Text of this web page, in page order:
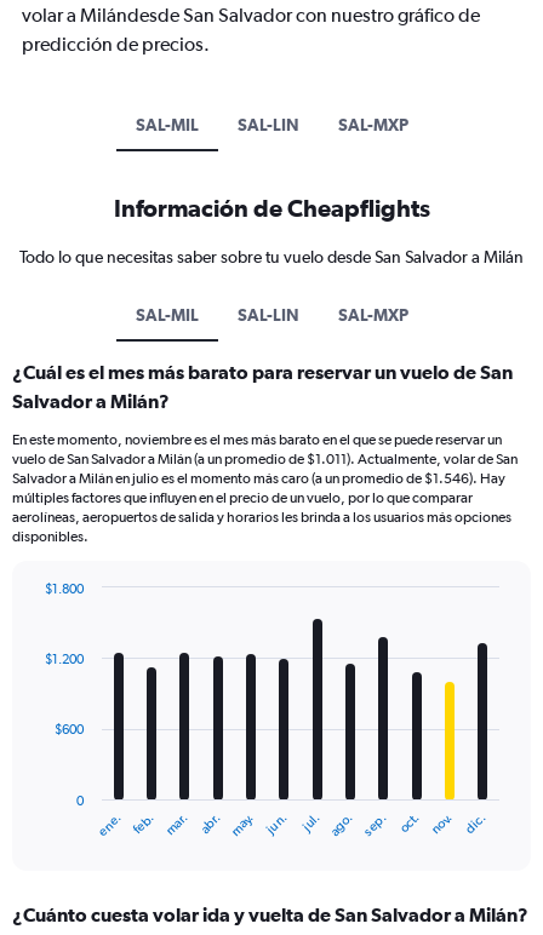
volar a Milándesde San Salvador con nuestro gráfico de
predicción de precios.
SAL-MIL SAL-LIN SAL-MXP
Información de Cheapflights
Todo lo que necesitas saber sobre tu vuelo desde San Salvador a Milán
SAL-MIL SAL-LIN SAL-MXP
¿Cuál es el mes más barato para reservar un vuelo de San
Salvador a Milán?
En este momento, noviembre es el mes más barato en el que se puede reservar un
vuelo de San Salvador a Milán (a un promedio de $1.011). Actualmente, volar de San
Salvador a Milán en julio es el momento más caro (a un promedio de $1.546). Hay
múltiples factores que influyen en el precio de un vuelo, por lo que comparar
aerolíneas, aeropuertos de salida y horarios les brinda a los usuarios más opciones
disponibles.
with
12
The
Range:
ene. feb. mar. abr. may. jun. jul. ago. sep. oct. nov. dic.
0
$600
$1.200
$1.800
¿Cuánto cuesta volar ida y vuelta de San Salvador a Milán?